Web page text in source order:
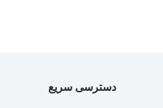
دسترسی سریع